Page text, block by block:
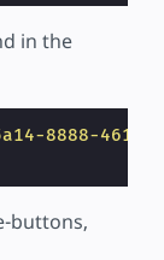
in the
8888-4618-
buttons,